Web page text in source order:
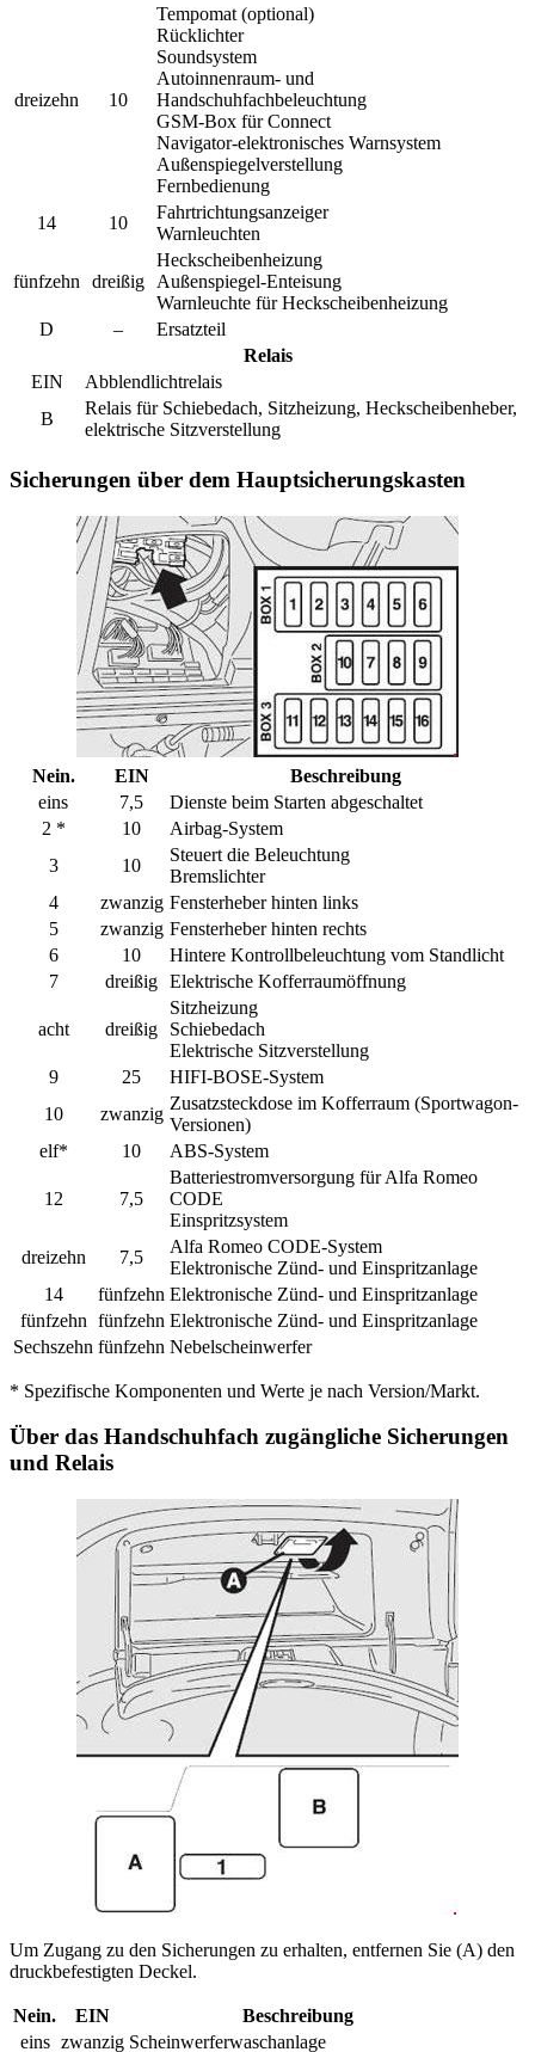
dreizehn 10
Tempomat (optional)
Rücklichter
Soundsystem
Autoinnenraum- und
Handschuhfachbeleuchtung
GSM-Box für Connect
Navigator-elektronisches Warnsystem
Außenspiegelverstellung
Fernbedienung
14
10
Fahrtrichtungsanzeiger
Warnleuchten
fünfzehn dreißig
Heckscheibenheizung
Außenspiegel-Enteisung
Warnleuchte für Heckscheibenheizung
D
–
Ersatzteil
Relais
EIN
Abblendlichtrelais
B
Relais für Schiebedach, Sitzheizung, Heckscheibenheber,
elektrische Sitzverstellung
Sicherungen über dem Hauptsicherungskasten
Nein. EIN
Beschreibung
eins
7,5
Dienste beim Starten abgeschaltet
2 *
10
Airbag-System
3
10
Steuert die Beleuchtung
Bremslichter
4
zwanzig Fensterheber hinten links
5
zwanzig Fensterheber hinten rechts
6
10
Hintere Kontrollbeleuchtung vom Standlicht
7
dreißig Elektrische Kofferraumöffnung
acht dreißig
Sitzheizung
Schiebedach
Elektrische Sitzverstellung
9
25
HIFI-BOSE-System
10
zwanzig
Zusatzsteckdose im Kofferraum (Sportwagon-
Versionen)
elf*
10 ABS-System
12 7,5
Batteriestromversorgung für Alfa Romeo
CODE
Einspritzsystem
dreizehn
7,5
Alfa Romeo CODE-System
Elektronische Zünd- und Einspritzanlage
14
fünfzehn Elektronische Zünd- und Einspritzanlage
fünfzehn fünfzehn Elektronische Zünd- und Einspritzanlage
Sechszehn fünfzehn Nebelscheinwerfer
* Spezifische Komponenten und Werte je nach Version/Markt.
Über das Handschuhfach zugängliche Sicherungen
und Relais
Um Zugang zu den Sicherungen zu erhalten, entfernen Sie (A) den
druckbefestigten Deckel.
Nein. EIN
Beschreibung
eins zwanzig Scheinwerferwaschanlage